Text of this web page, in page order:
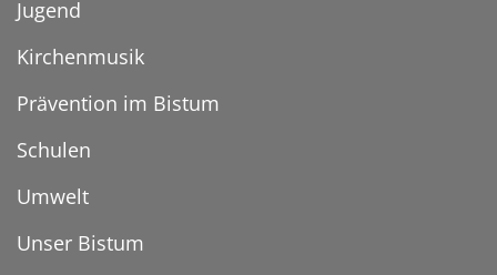
Jugend
Kirchenmusik
Prävention im Bistum
Schulen
Umwelt
Unser Bistum